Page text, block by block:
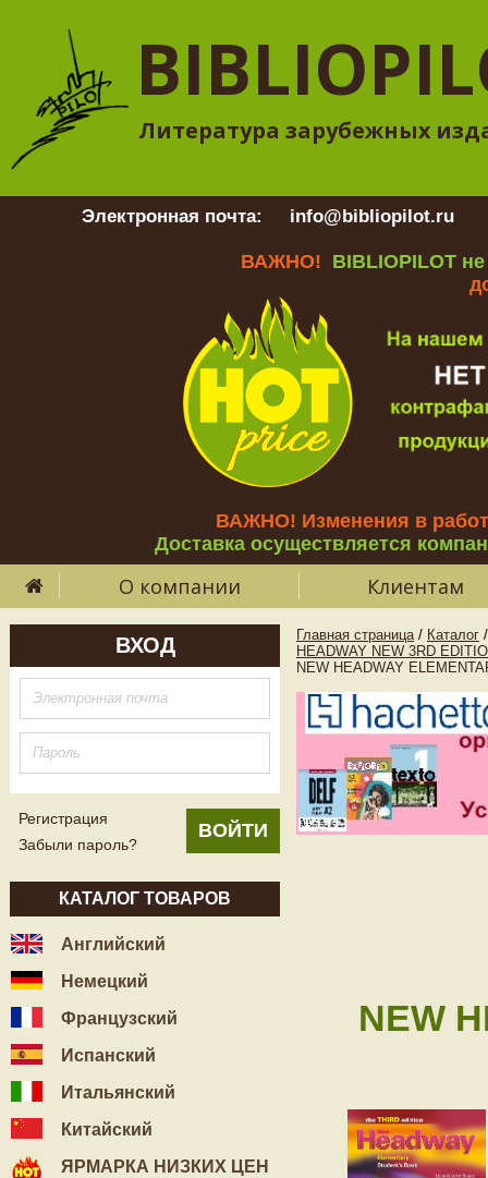
Литература зарубежных
Электронная почта: info@bibliopilot.ru
ВАЖНО! BIBLIOPILOT
ВАЖНО! Изменения в
Доставка осуществляется
О компании Клиентам
ВХОД
Регистрация
Забыли пароль?
КАТАЛОГ ТОВАРОВ
Английский
Немецкий
Французский
Испанский
Итальянский
Китайский
ЯРМАРКА НИЗКИХ ЦЕН
Главная страница / Каталог /
HEADWAY NEW 3RD
NEW HEADWAY
NEW